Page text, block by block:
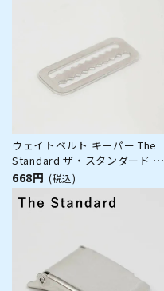
ウェイトベルト キーパー The
Standard ザ・スタンダード ス
テンレス ダイビング アクセサリ
ー パーツ
668円 (税込)